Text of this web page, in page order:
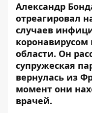
Александр
отреагировал
случаев
коронавирусом
области. Он
супружеская
вернулась из
момент они
врачей.